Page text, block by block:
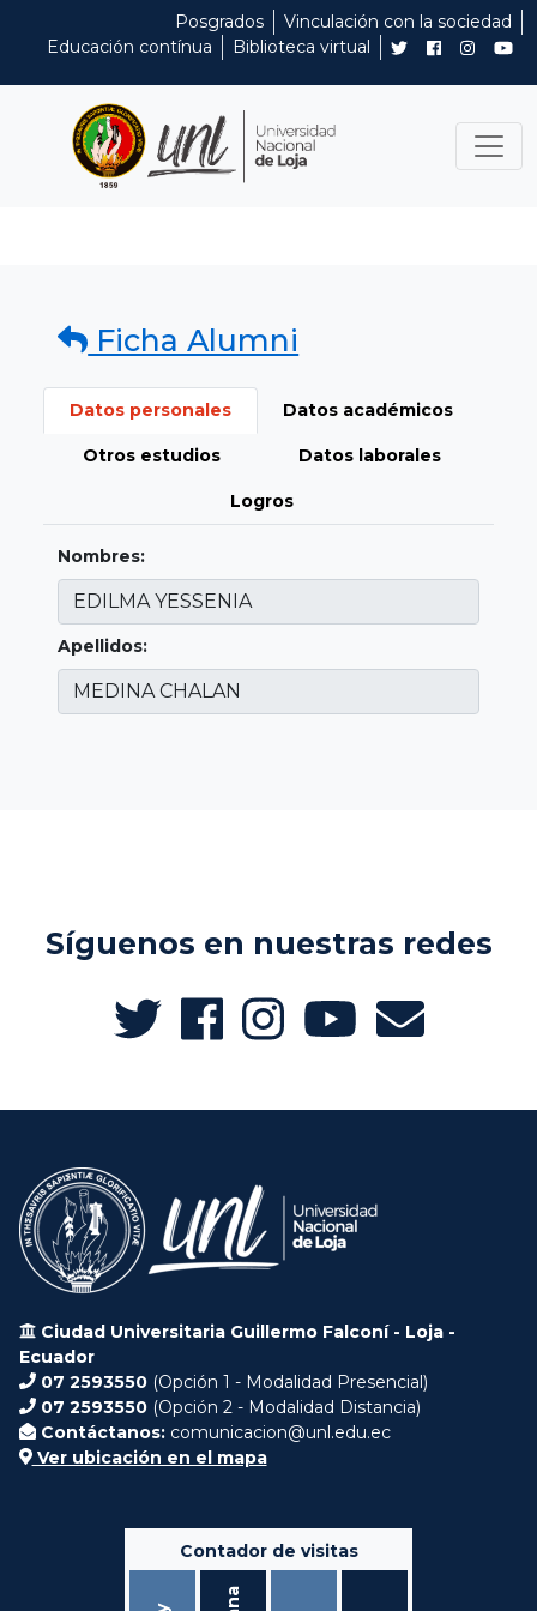
Posgrados
Vinculación con la sociedad
Educación contínua
Biblioteca virtual
Ficha Alumni
Datos personales Datos académicos
Otros estudios Datos laborales
Logros
Nombres:
Apellidos:
Síguenos en nuestras redes
Ciudad Universitaria Guillermo Falconí - Loja -
Ecuador
07 2593550 (Opción 1 - Modalidad Presencial)
07 2593550 (Opción 2 - Modalidad Distancia)
Contáctanos: comunicacion@unl.edu.ec
Ver ubicación en el mapa
Contador de visitas